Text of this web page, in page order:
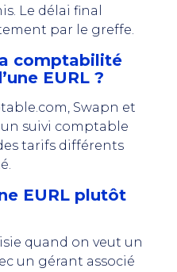
Le délai final
par le greffe.
comptabilité
EURL ?
Swapn et
suivi comptable
tarifs différents
EURL plutôt
quand on veut un
un gérant associé